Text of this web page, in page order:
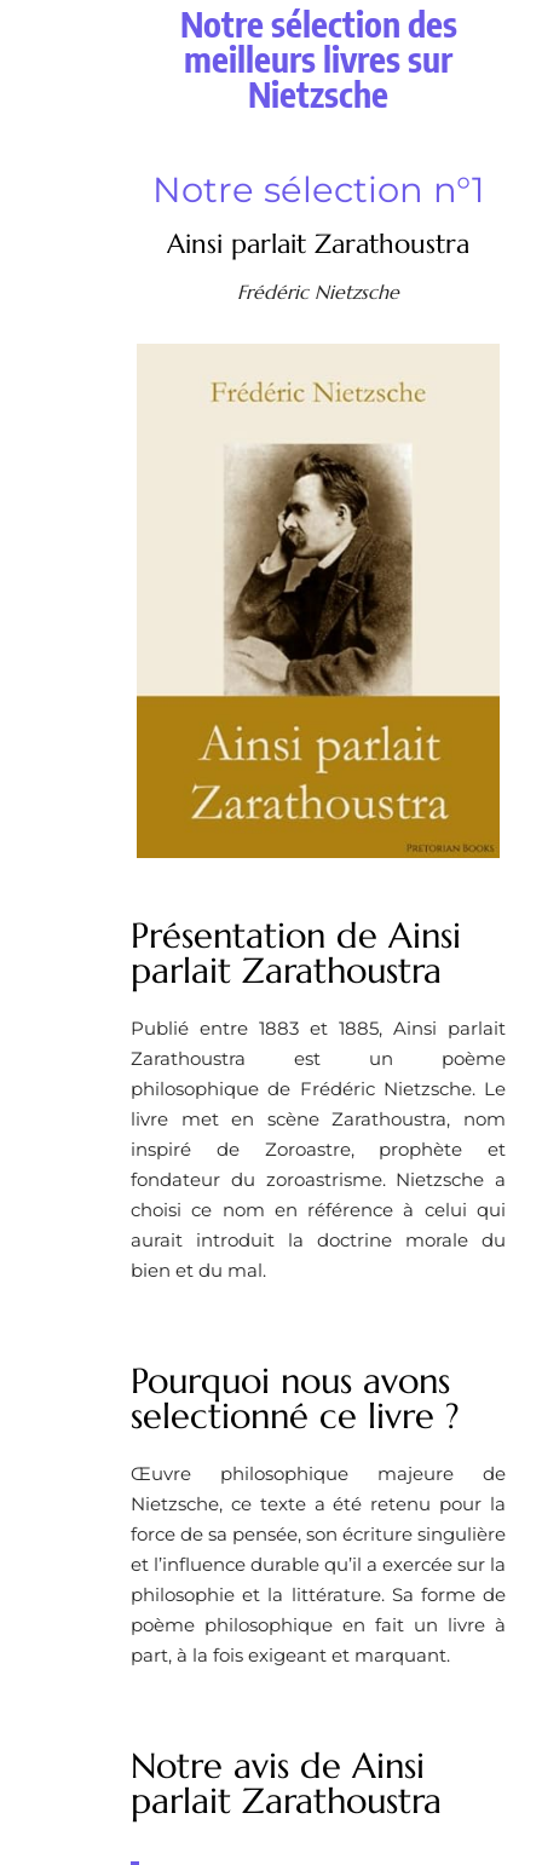
Notre sélection des
meilleurs livres sur
Nietzsche
Notre sélection n°1
Ainsi parlait Zarathoustra
Frédéric Nietzsche
Présentation de Ainsi
parlait Zarathoustra
Publié entre 1883 et 1885, Ainsi parlait
Zarathoustra est un poème
philosophique de Frédéric Nietzsche. Le
livre met en scène Zarathoustra, nom
inspiré de Zoroastre, prophète et
fondateur du zoroastrisme. Nietzsche a
choisi ce nom en référence à celui qui
aurait introduit la doctrine morale du
bien et du mal.
Pourquoi nous avons
selectionné ce livre ?
Œuvre philosophique majeure de
Nietzsche, ce texte a été retenu pour la
force de sa pensée, son écriture singulière
et l’influence durable qu’il a exercée sur la
philosophie et la littérature. Sa forme de
poème philosophique en fait un livre à
part, à la fois exigeant et marquant.
Notre avis de Ainsi
parlait Zarathoustra